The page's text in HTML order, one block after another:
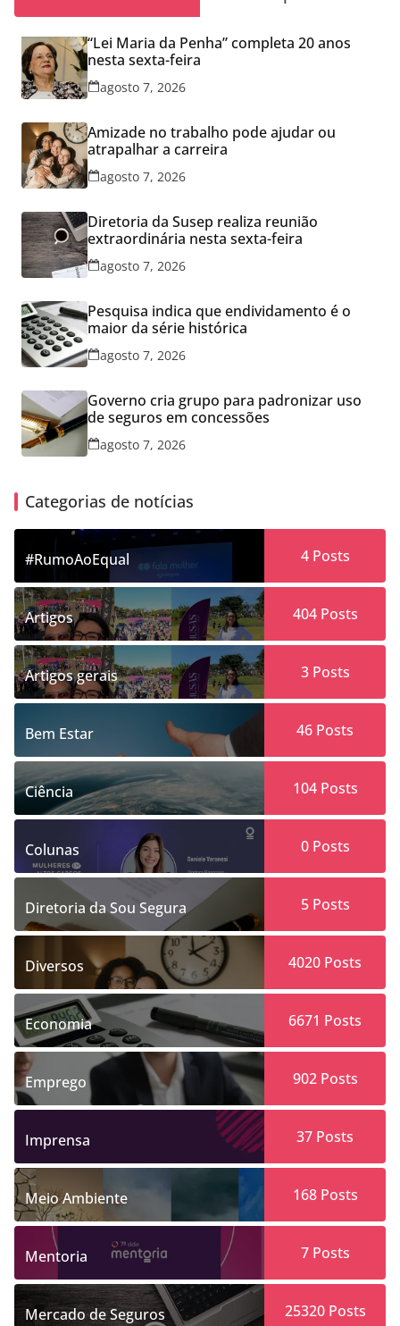
“Lei Maria da Penha” completa 20 anos
nesta sexta-feira
agosto 7, 2026
Amizade no trabalho pode ajudar ou
atrapalhar a carreira
agosto 7, 2026
Diretoria da Susep realiza reunião
extraordinária nesta sexta-feira
agosto 7, 2026
Pesquisa indica que endividamento é o
maior da série histórica
agosto 7, 2026
Governo cria grupo para padronizar uso
de seguros em concessões
agosto 7, 2026
Categorias de notícias
#RumoAoEqual 4Posts
Artigos 404Posts
Artigos gerais 3Posts
Bem Estar 46 Posts
Ciência 104Posts
Colunas 0Posts
Diretoria da Sou Segura 5Posts
Diversos 4020 Posts
Economia 6671 Posts
Emprego 902Posts
Imprensa 37 Posts
Meio Ambiente 168Posts
Mentoria 7Posts
Mercado de Seguros 25320Posts